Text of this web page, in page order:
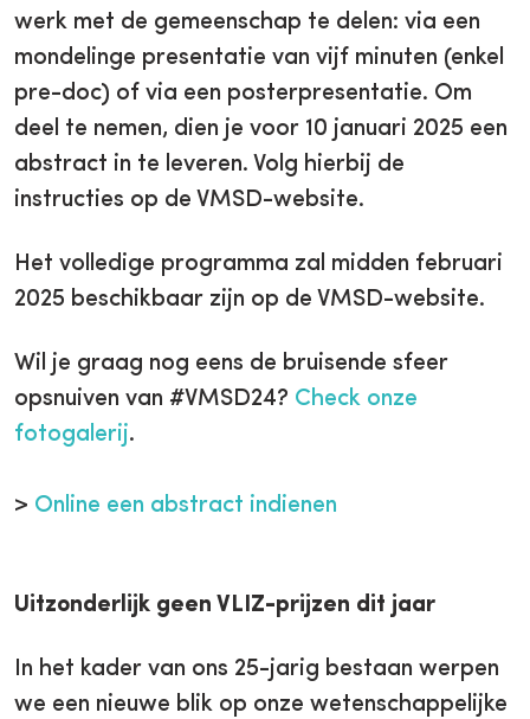
werk met de gemeenschap te delen: via een
mondelinge presentatie van vijf minuten (enkel
pre-doc) of via een posterpresentatie. Om
deel te nemen, dien je voor 10 januari 2025 een
abstract in te leveren. Volg hierbij de
instructies op de VMSD-website.
Het volledige programma zal midden februari
2025 beschikbaar zijn op de VMSD-website.
Wil je graag nog eens de bruisende sfeer
opsnuiven van #VMSD24? Check onze
fotogalerij.
> Online een abstract indienen
Uitzonderlijk geen VLIZ-prijzen dit jaar
In het kader van ons 25-jarig bestaan werpen
we een nieuwe blik op onze wetenschappelijke